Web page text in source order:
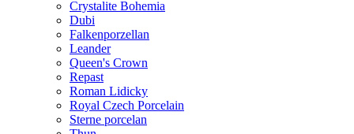
Crystalite Bohemia
Dubi
Falkenporzellan
Leander
Queen's Crown
Repast
Roman Lidicky
Royal Czech Porcelain
Sterne porcelan